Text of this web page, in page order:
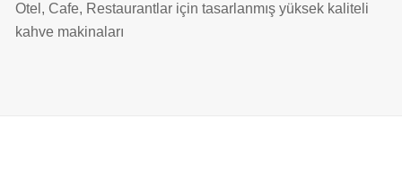
Otel, Cafe, Restaurantlar için tasarlanmış yüksek kaliteli
kahve makinaları